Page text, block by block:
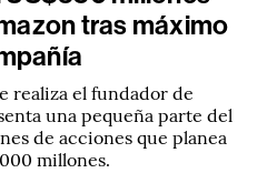
tras máximo
realiza el fundador de
una pequeña parte del
de acciones que planea
millones.